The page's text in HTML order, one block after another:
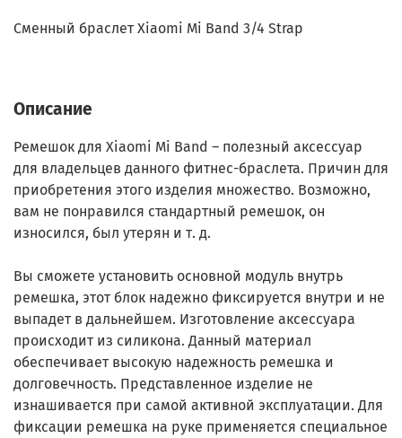
Сменный браслет Xiaomi Mi Band 3/4 Strap
Описание
Ремешок для Xiaomi Mi Band – полезный аксессуар
для владельцев данного фитнес-браслета. Причин для
приобретения этого изделия множество. Возможно,
вам не понравился стандартный ремешок, он
износился, был утерян и т. д.
Вы сможете установить основной модуль внутрь
ремешка, этот блок надежно фиксируется внутри и не
выпадет в дальнейшем. Изготовление аксессуара
происходит из силикона. Данный материал
обеспечивает высокую надежность ремешка и
долговечность. Представленное изделие не
изнашивается при самой активной эксплуатации. Для
фиксации ремешка на руке применяется специальное